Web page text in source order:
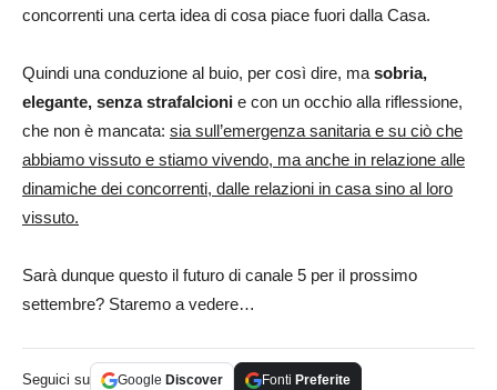
concorrenti una certa idea di cosa piace fuori dalla Casa.
Quindi una conduzione al buio, per così dire, masobria,
elegante, senza strafalcioni e con un occhio alla riflessione,
che non è mancata: sia sull’emergenza sanitaria e su ciò che
abbiamo vissuto e stiamo vivendo, ma anche in relazione alle
dinamiche dei concorrenti, dalle relazioni in casa sino al loro
vissuto.
Sarà dunque questo il futuro di canale 5 per il prossimo
settembre? Staremo a vedere…
Seguici su Google Discover Fonti Preferite